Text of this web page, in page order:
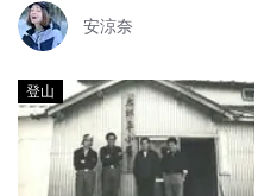
安涼奈
登山